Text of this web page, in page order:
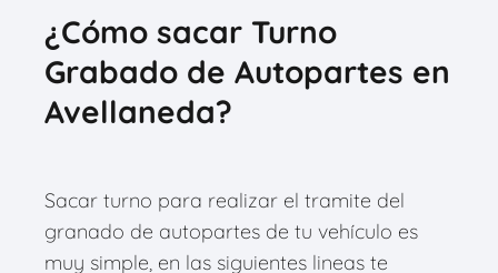
¿Cómo sacar Turno
Grabado de Autopartes en
Avellaneda?
Sacar turno para realizar el tramite del
granado de autopartes de tu vehículo es
muy simple, en las siguientes lineas te